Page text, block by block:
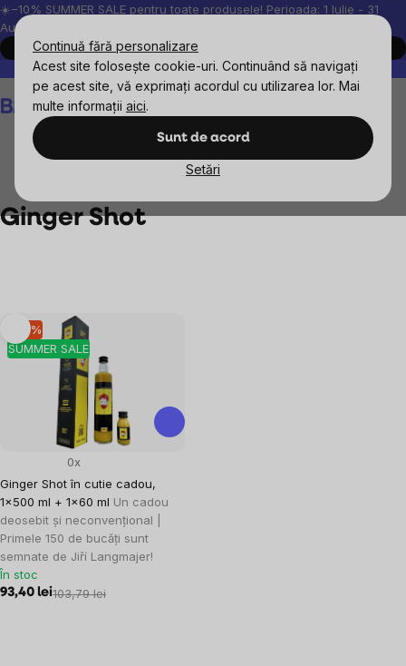
Continuă fără personalizare
Acest site folosește cookie-uri. Continuând să navigați
pe acest site, vă exprimați acordul cu utilizarea lor. Mai
multe informații aici.
Sunt de acord
Setări
Treci
la
conținut
☀️−10% SUMMER SALE pentru toate produsele! Perioada: 1 Iulie - 31
August, 2026.
Cumpără acum
Peste 200.000 de recenzii verificate
Produsele noastre sunt
Coş
de
Ginger Shot
Listă
produse
SUMMER SALE
–10 %
Ginger Shot în cutie cadou,
1×500 ml + 1×60 ml Un cadou
deosebit și neconvențional |
Primele 150 de bucăți sunt
semnate de Jiří Langmajer!
0x
În stoc
93,40 lei103,79 lei